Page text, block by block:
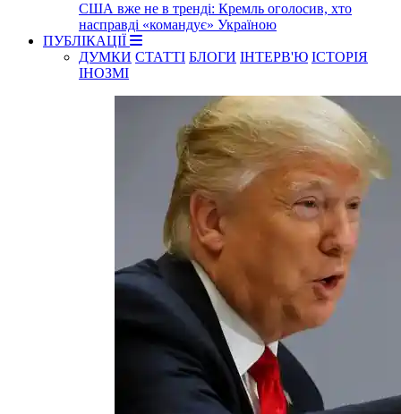
США вже не в тренді: Кремль оголосив, хто
насправді «командує» Україною
ПУБЛІКАЦІЇ
ДУМКИ СТАТТІ БЛОГИ ІНТЕРВ'Ю ІСТОРІЯ
ІНОЗМІ